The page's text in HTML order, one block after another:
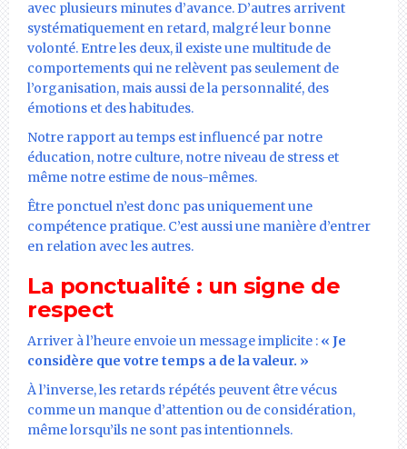
avec plusieurs minutes d’avance. D’autres arrivent
systématiquement en retard, malgré leur bonne
volonté. Entre les deux, il existe une multitude de
comportements qui ne relèvent pas seulement de
l’organisation, mais aussi de la personnalité, des
émotions et des habitudes.
Notre rapport au temps est influencé par notre
éducation, notre culture, notre niveau de stress et
même notre estime de nous-mêmes.
Être ponctuel n’est donc pas uniquement une
compétence pratique. C’est aussi une manière d’entrer
en relation avec les autres.
La ponctualité : un signe de
respect
Arriver à l’heure envoie un message implicite : « Je
considère que votre temps a de la valeur. »
À l’inverse, les retards répétés peuvent être vécus
comme un manque d’attention ou de considération,
même lorsqu’ils ne sont pas intentionnels.